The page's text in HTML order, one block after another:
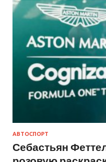
АВТОСПОРТ
Себастьян